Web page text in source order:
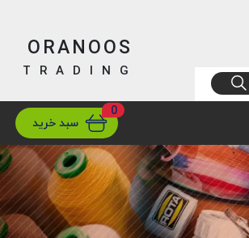
ارسالتهران/ تهران
ORANOOS
TRADING
0
سبد خرید